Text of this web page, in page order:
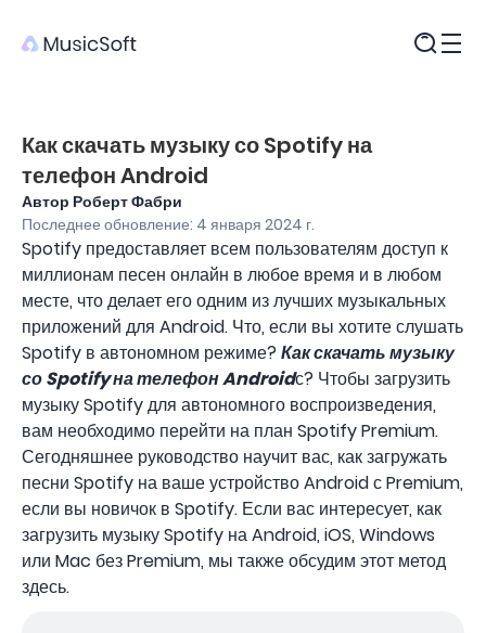
Как скачать музыку со Spotify на
телефон Android
Автор Роберт Фабри
Последнее обновление: 4 января 2024 г.
Spotify предоставляет всем пользователям доступ к
миллионам песен онлайн в любое время и в любом
месте, что делает его одним из лучших музыкальных
приложений для Android. Что, если вы хотите слушать
Spotify в автономном режиме?Как скачать музыку
со Spotify на телефон Androidс? Чтобы загрузить
музыку Spotify для автономного воспроизведения,
вам необходимо перейти на план Spotify Premium.
Сегодняшнее руководство научит вас, как загружать
песни Spotify на ваше устройство Android с Premium,
если вы новичок в Spotify. Если вас интересует, как
загрузить музыку Spotify на Android, iOS, Windows
или Mac без Premium, мы также обсудим этот метод
здесь.